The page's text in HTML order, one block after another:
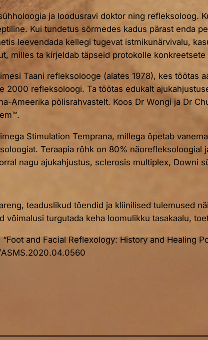
ja loodusravi doktor ning refleksoloog.
Kui tundetus sõrmedes kadus pärast enda
leevendada kellegi tugevat istmikunärvivalu,
milles ta kirjeldab täpseid protokolle
Taani refleksolooge (alates 1978), kes töötas
2000 refleksoloogi. Ta töötas edukalt
Ameerika põlisrahvastelt. Koos Dr Wongi ja Dr
Stimulation Temprana, millega õpetab
Teraapia rõhk on 80%
nagu ajukahjustus, sclerosis multiplex, Downi
teaduslikud tõendid ja kliinilised tulemused
võimalusi turgutada keha loomulikku tasakaalu,
and Facial Reflexology: History and Healing
ASMS.2020.04.0560